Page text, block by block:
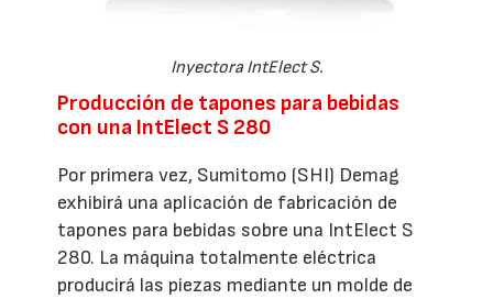
Inyectora IntElect S.
Producción de tapones para bebidas
con una IntElect S 280
Por primera vez, Sumitomo (SHI) Demag
exhibirá una aplicación de fabricación de
tapones para bebidas sobre una IntElect S
280. La máquina totalmente eléctrica
producirá las piezas mediante un molde de